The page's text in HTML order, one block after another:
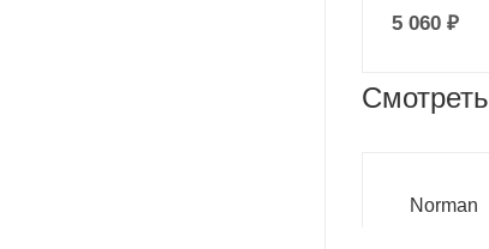
5 060 ₽
Norman